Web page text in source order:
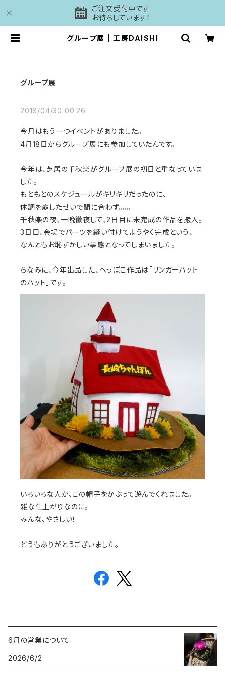
ご注文受付中です
お待ちしています！
グループ展 | 工房DAISHI
グループ展
2018/04/30 00:26
今月はもう一つイベントがありました。
4月18日からグループ展にも参加していたんです。
今年は、芝居の千秋楽がグループ展の初日と重なっていま
した。
もともとのスケジュールがギリギリだったのに、
体調を崩したせいで間に合わず。。。
千秋楽の夜、一晩徹夜して、2日目に未完成の作品を搬入。
3日目、会場でパーツを縫い付けてようやく完成という、
なんともお恥ずかしい事態となってしまいました。
ちなみに、今年出品した、へっぽこ作品は「リンガーハット
のハット」です。
いろいろな人が、この帽子をかぶって遊んでくれました。
雑な仕上がりなのに。
みんな、やさしい！
どうもありがとうございました。
6月の営業について
2026/6/2